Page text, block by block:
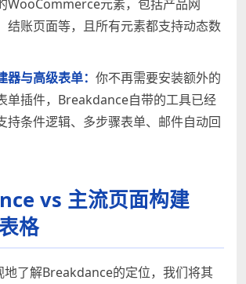
WooCommerce元素，包括产品网
结账页面等，且所有元素都支持动态数
器与高级表单： 你不再需要安装额外的
单插件，Breakdance自带的工具已经
持条件逻辑、多步骤表单、邮件自动回
vs 主流页面构建
格
地了解Breakdance的定位，我们将其